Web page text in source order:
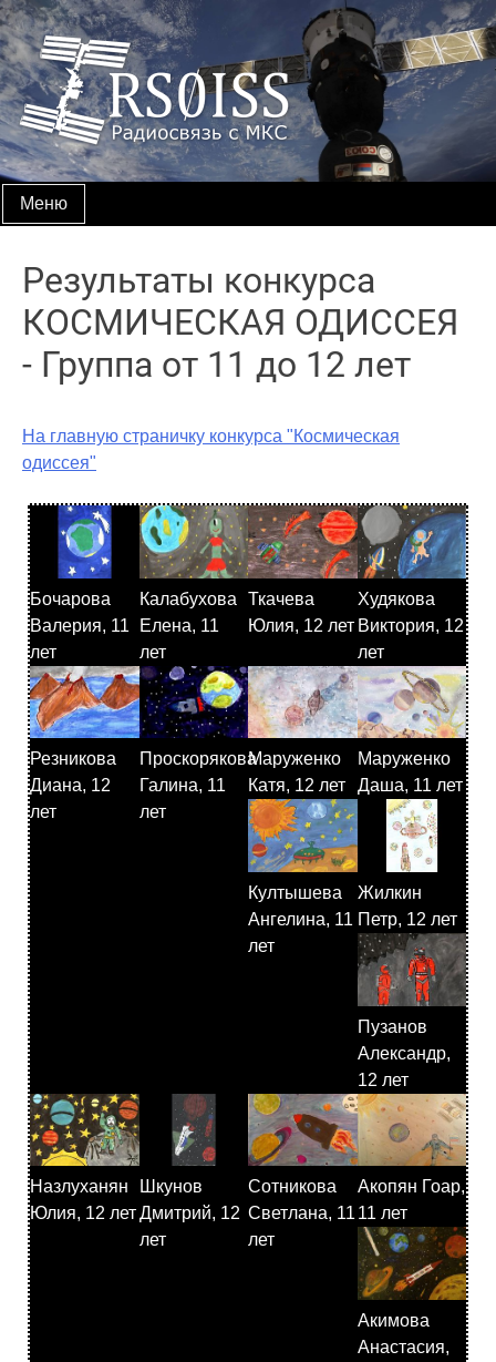
Skip
to
content
Меню
Результаты конкурса
КОСМИЧЕСКАЯ ОДИССЕЯ
- Группа от 11 до 12 лет
На главную страничку конкурса "Космическая
одиссея"
Бочарова
Валерия, 11
лет
Калабухова
Елена, 11
лет
Ткачева
Юлия, 12 лет
Худякова
Виктория, 12
лет
Резникова
Диана, 12
лет
Проскорякова
Галина, 11
лет
Маруженко
Катя, 12 лет
Маруженко
Даша, 11 лет
Култышева
Ангелина, 11
лет
Жилкин
Петр, 12 лет
Пузанов
Александр,
12 лет
Назлуханян
Юлия, 12 лет
Шкунов
Дмитрий, 12
лет
Сотникова
Светлана, 11
лет
Акопян Гоар,
11 лет
Акимова
Анастасия,